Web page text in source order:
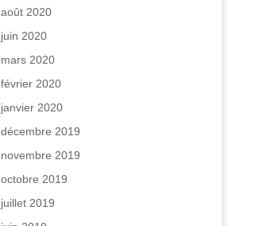
août 2020
juin 2020
mars 2020
février 2020
janvier 2020
décembre 2019
novembre 2019
octobre 2019
juillet 2019